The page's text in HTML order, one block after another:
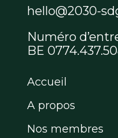
hello@2030-
Numéro
BE
Accueil
A propos
Nos membres